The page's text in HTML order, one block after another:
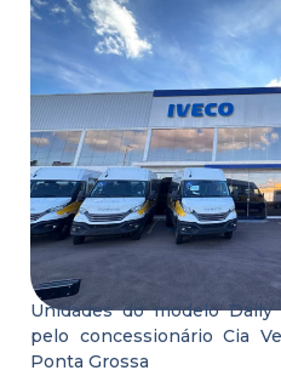
Unidades do modelo
pelo concessionário Cia
Ponta Grossa